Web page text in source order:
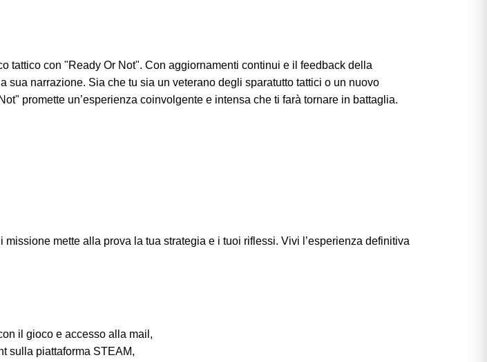
con "Ready Or Not". Con aggiornamenti continui e il feedback della
narrazione. Sia che tu sia un veterano degli sparatutto tattici o un nuovo
promette un’esperienza coinvolgente e intensa che ti farà tornare in battaglia.
mette alla prova la tua strategia e i tuoi riflessi. Vivi l’esperienza definitiva
il gioco e accesso alla mail,
sulla piattaforma STEAM,